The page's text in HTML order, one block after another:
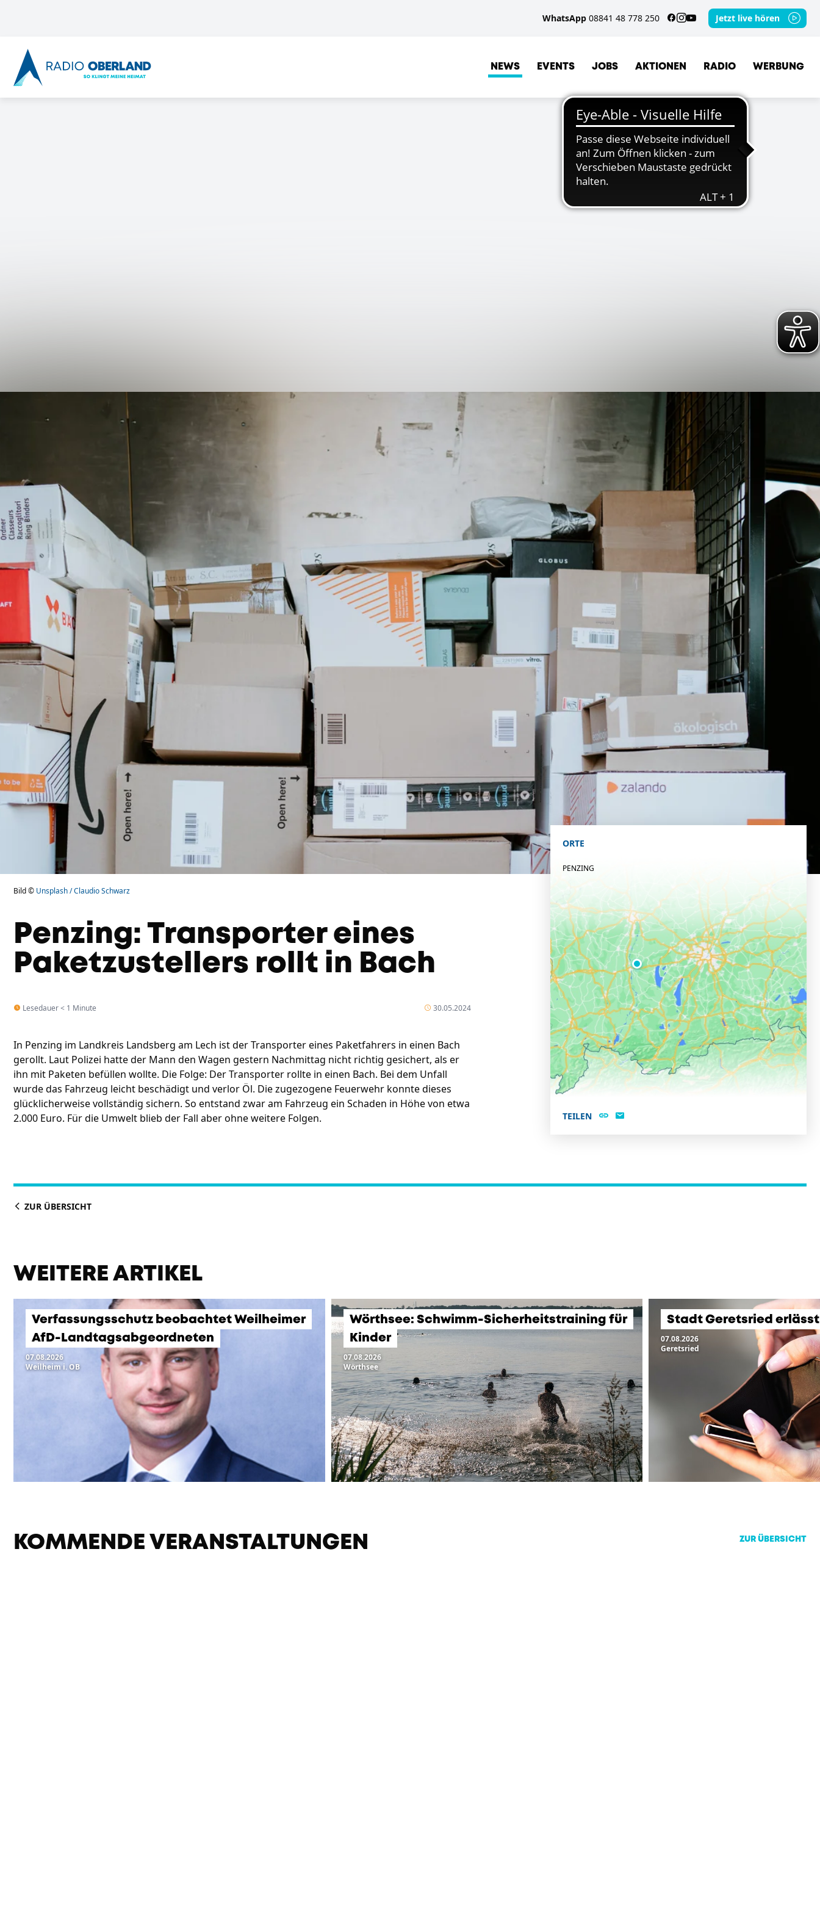
WhatsApp 08841 48 778 250 Jetzt live hören
NEWS EVENTS JOBS AKTIONEN RADIO WERBUNG
Bild © Unsplash / Claudio Schwarz
Penzing: Transporter eines
Paketzustellers rollt in Bach
Lesedauer < 1 Minute 30.05.2024
In Penzing im Landkreis Landsberg am Lech ist der Transporter eines Paketfahrers in einen Bach
gerollt. Laut Polizei hatte der Mann den Wagen gestern Nachmittag nicht richtig gesichert, als er
ihn mit Paketen befüllen wollte. Die Folge: Der Transporter rollte in einen Bach. Bei dem Unfall
wurde das Fahrzeug leicht beschädigt und verlor Öl. Die zugezogene Feuerwehr konnte dieses
glücklicherweise vollständig sichern. So entstand zwar am Fahrzeug ein Schaden in Höhe von etwa
2.000 Euro. Für die Umwelt blieb der Fall aber ohne weitere Folgen.
ORTE
PENZING
TEILEN
ZUR ÜBERSICHT
WEITERE ARTIKEL
Verfassungsschutz beobachtet Weilheimer
AfD-Landtagsabgeordneten
07.08.2026
Weilheim i. OB
Wörthsee: Schwimm-Sicherheitstraining für
Kinder
07.08.2026
Wörthsee
Stadt Geretsried
07.08.2026
Geretsried
KOMMENDE VERANSTALTUNGEN ZUR ÜBERSICHT